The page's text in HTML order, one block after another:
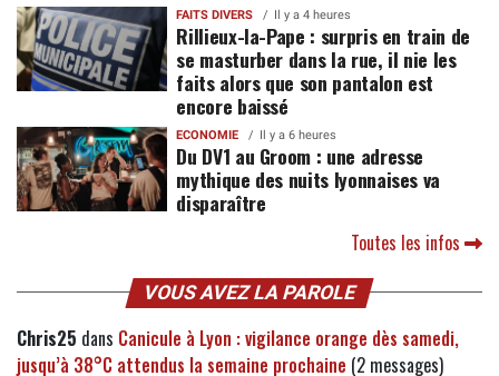
FAITS DIVERS Il y a 4 heures
Rillieux-la-Pape : surpris en train de
se masturber dans la rue, il nie les
faits alors que son pantalon est
encore baissé
ECONOMIE Il y a 6 heures
Du DV1 au Groom : une adresse
mythique des nuits lyonnaises va
disparaître
Toutes les infos
VOUS AVEZ LA PAROLE
Chris25 dans Canicule à Lyon : vigilance orange dès samedi,
jusqu’à 38°C attendus la semaine prochaine (2 messages)